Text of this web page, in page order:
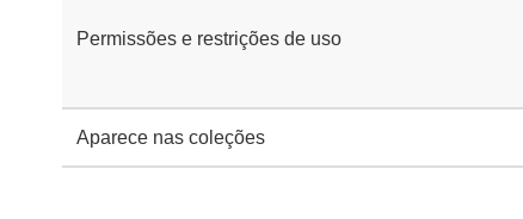
Permissões e restrições de uso
Aparece nas coleções